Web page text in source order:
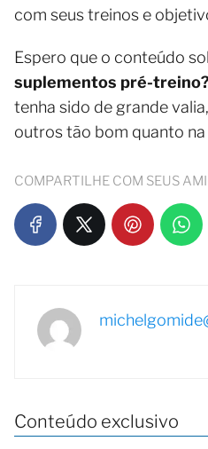
com seus treinos e
Espero que o conteúdo
suplementos pré-
tenha sido de grande
outros tão bom quanto
COMPARTILHE COM SEUS
Conteúdo exclusivo